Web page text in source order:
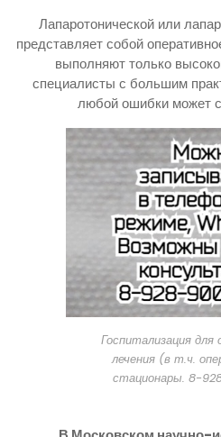
Лапаротонической или
представляет собой
выполняют только
специалисты с большим
любой ошибки может
Госпитализация для
лечения (в т.ч.
стационары. 8-